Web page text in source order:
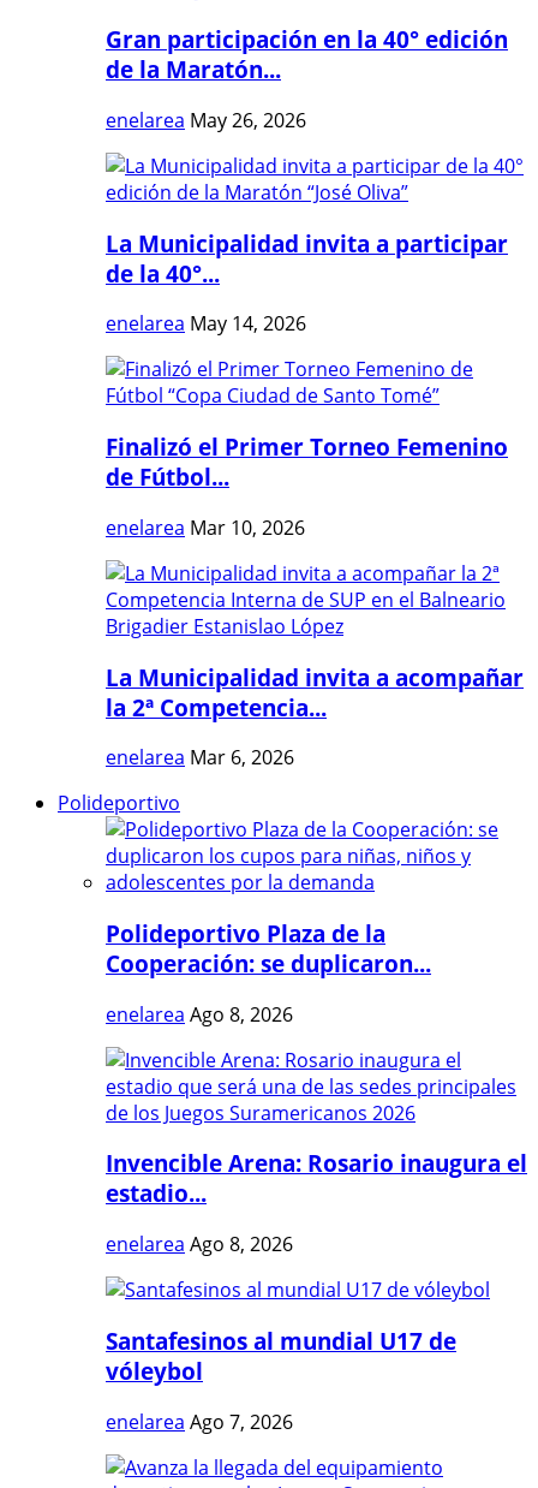
Gran participación en la 40° edición
de la Maratón...
enelarea May 26, 2026
La Municipalidad invita a participar
de la 40°...
enelarea May 14, 2026
Finalizó el Primer Torneo Femenino
de Fútbol...
enelarea Mar 10, 2026
La Municipalidad invita a acompañar
la 2ª Competencia...
enelarea Mar 6, 2026
Polideportivo
Polideportivo Plaza de la
Cooperación: se duplicaron...
enelarea Ago 8, 2026
Invencible Arena: Rosario inaugura el
estadio...
enelarea Ago 8, 2026
Santafesinos al mundial U17 de
vóleybol
enelarea Ago 7, 2026